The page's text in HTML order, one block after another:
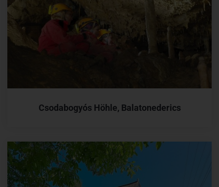
Csodabogyós Höhle, Balatonederics